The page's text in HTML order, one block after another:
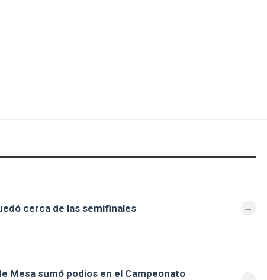
cerca de las semifinales
Mesa sumó podios en el Campeonato